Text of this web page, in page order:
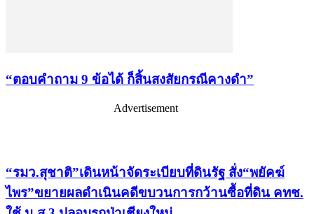
“ตอบคำถาม 9 ข้อได้ ก็สิ้นสงสัยกรณีคางดำ”
Advertisement
“รมว.สุชาติ”เดินหน้าจัดระเบียบที่ดินรัฐ สั่ง“พยัคฆ์
ไพร”ขยายผลดำเนินคดีขบวนการกว้านซื้อที่ดิน คทช.